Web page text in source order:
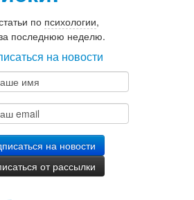
по психологии,
последнюю неделю.
на новости